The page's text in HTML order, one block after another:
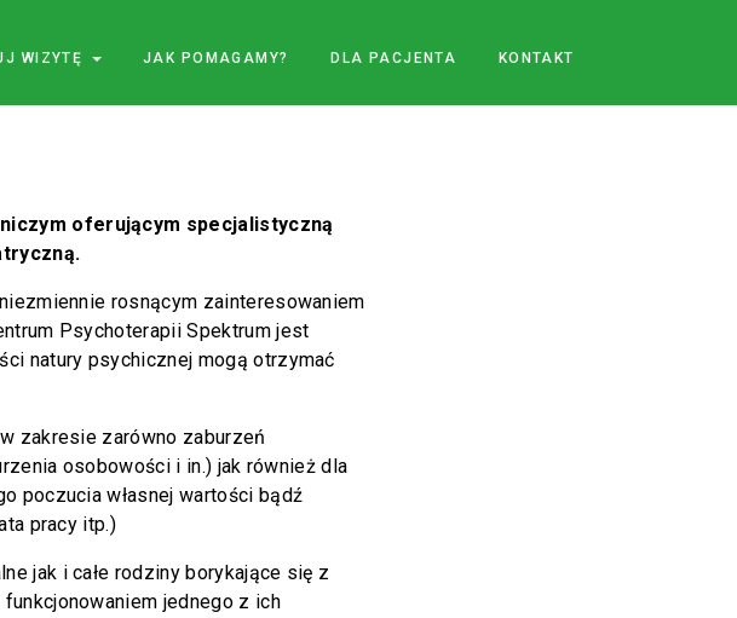
WIZYTĘ JAK POMAGAMY? DLA PACJENTA KONTAKT
oferującym specjalistyczną
rosnącym zainteresowaniem
Psychoterapii Spektrum jest
natury psychicznej mogą otrzymać
w zakresie zarówno zaburzeń
osobowości i in.) jak również dla
poczucia własnej wartości bądź
pracy itp.)
jak i całe rodziny borykające się z
jednego z ich